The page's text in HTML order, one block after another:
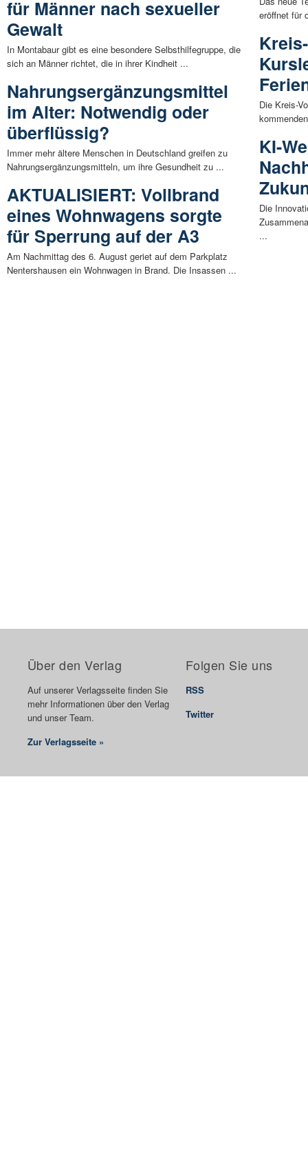
für Männer nach sexueller
Gewalt
In Montabaur gibt es eine besondere Selbsthilfegruppe, die
sich an Männer richtet, die in ihrer Kindheit ...
Nahrungsergänzungsmittel
im Alter: Notwendig oder
überflüssig?
Immer mehr ältere Menschen in Deutschland greifen zu
Nahrungsergänzungsmitteln, um ihre Gesundheit zu ...
AKTUALISIERT: Vollbrand
eines Wohnwagens sorgte
für Sperrung auf der A3
Am Nachmittag des 6. August geriet auf dem Parkplatz
Nentershausen ein Wohnwagen in Brand. Die Insassen ...
eröffnet für
Die Kreis-
KI-
Die
...
Über den Verlag
Auf unserer Verlagsseite finden Sie
mehr Informationen über den Verlag
und unser Team.
Zur Verlagsseite »
Folgen Sie uns
RSS
Twitter